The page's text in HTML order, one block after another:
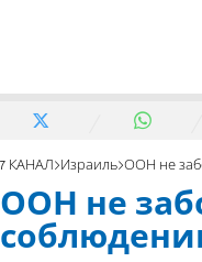
7 КАНАЛ Израиль ООН не
ООН не